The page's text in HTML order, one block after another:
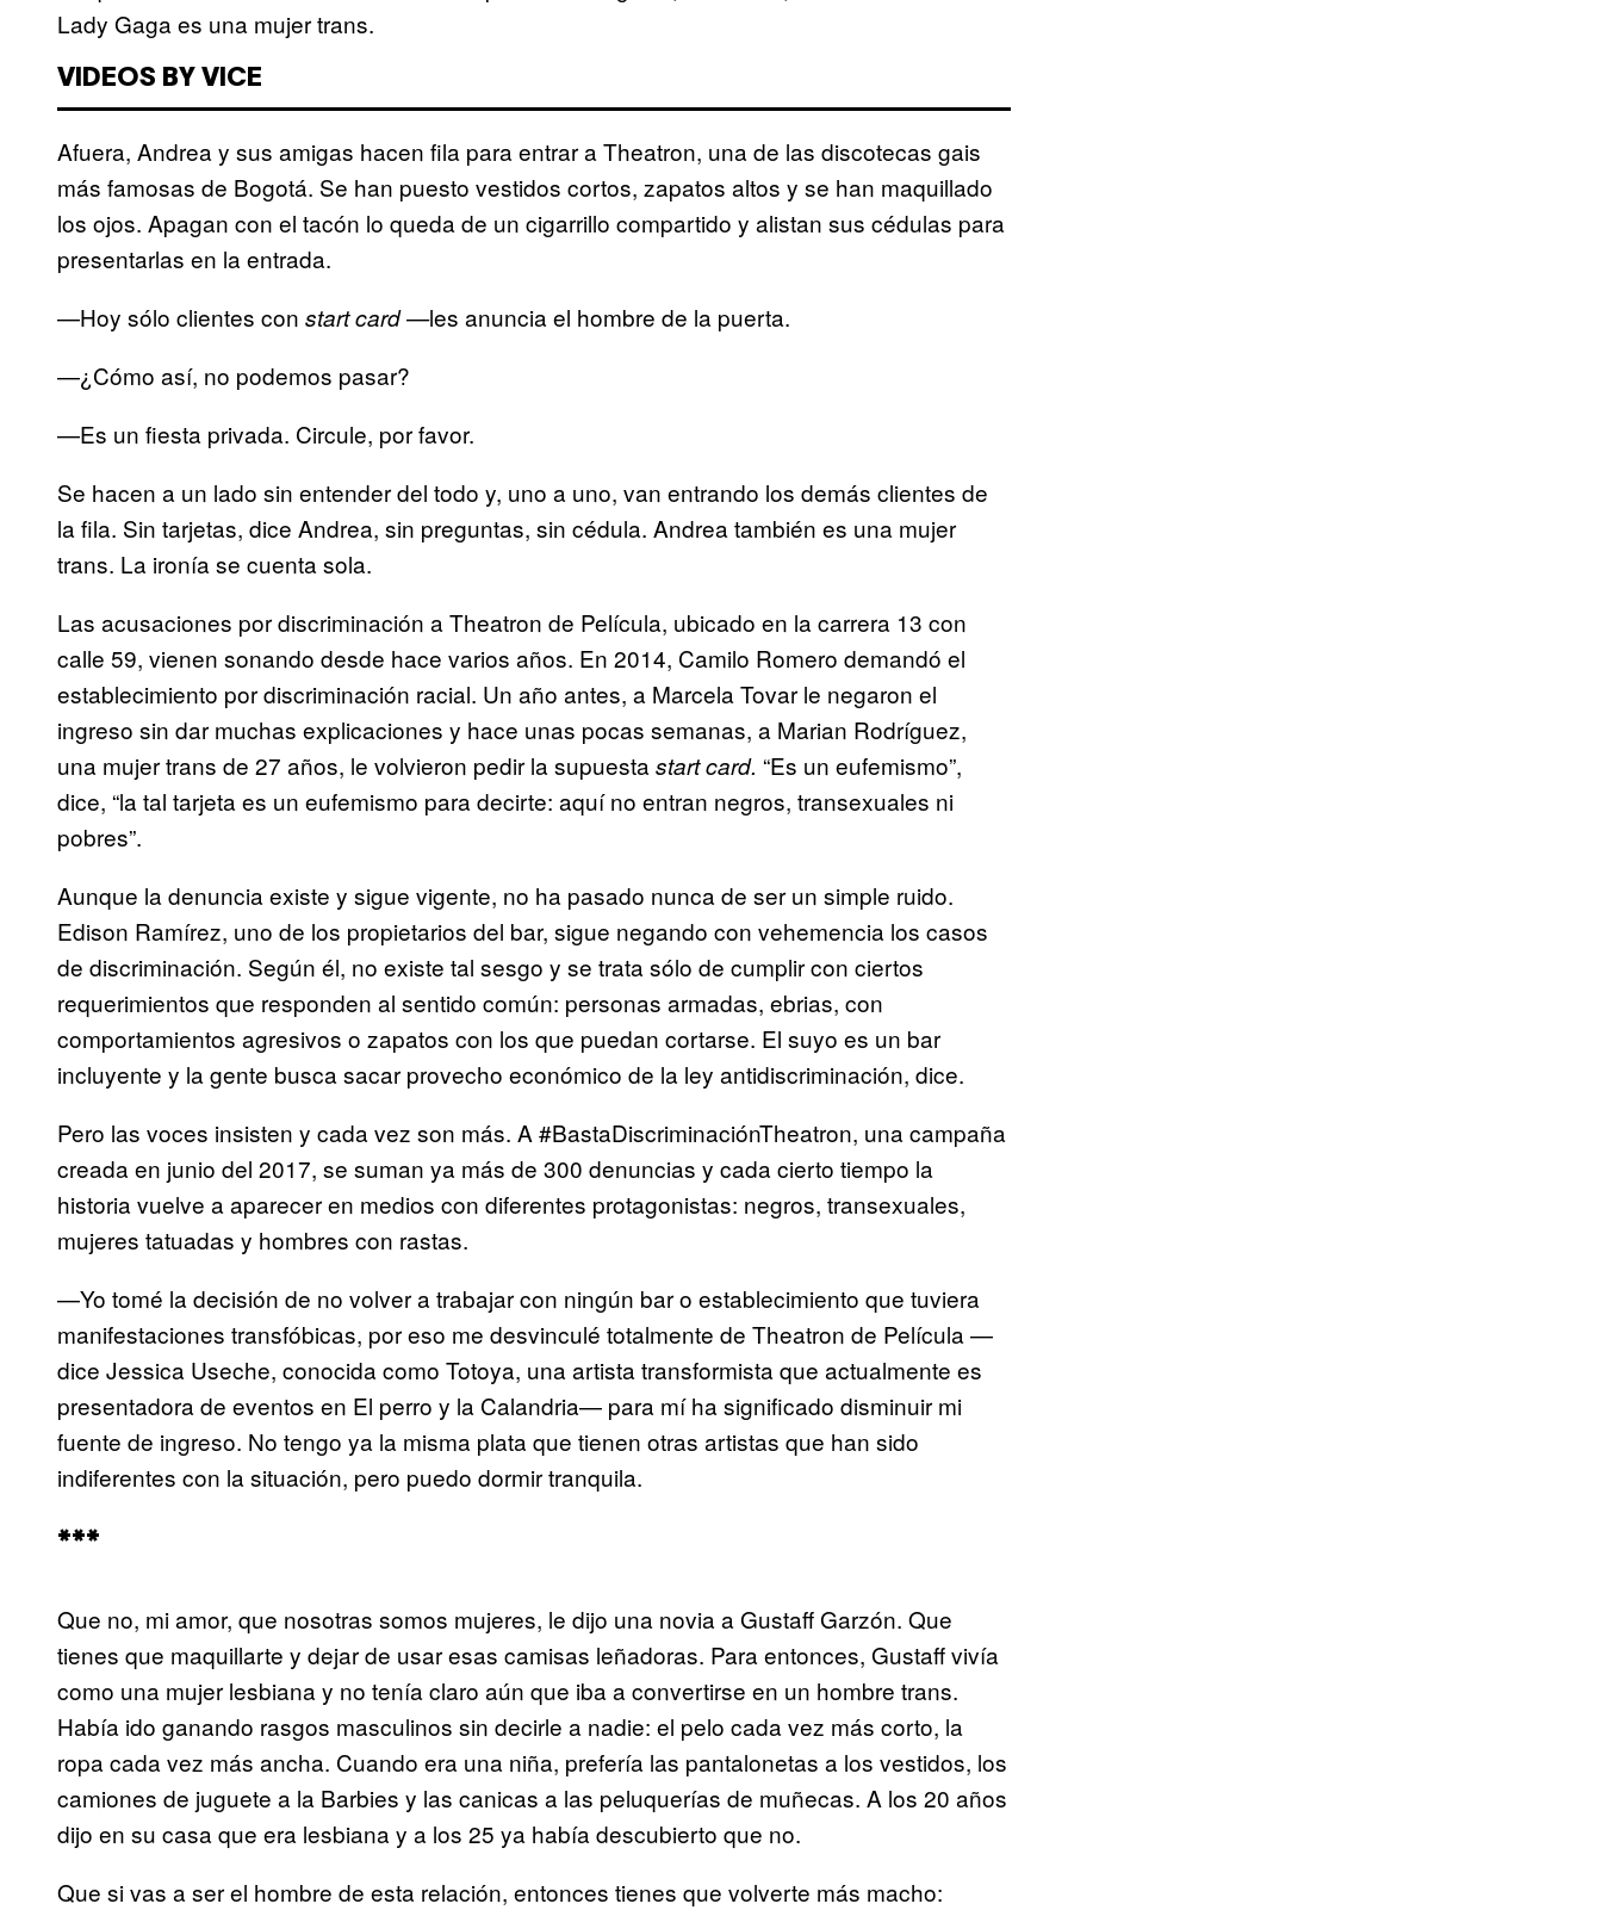
Lady Gaga es una mujer trans.
VIDEOS BY VICE
Afuera, Andrea y sus amigas hacen fila para entrar a Theatron, una de las discotecas gais
más famosas de Bogotá. Se han puesto vestidos cortos, zapatos altos y se han maquillado
los ojos. Apagan con el tacón lo queda de un cigarrillo compartido y alistan sus cédulas para
presentarlas en la entrada.
—Hoy sólo clientes con start card —les anuncia el hombre de la puerta.
—¿Cómo así, no podemos pasar?
—Es un fiesta privada. Circule, por favor.
Se hacen a un lado sin entender del todo y, uno a uno, van entrando los demás clientes de
la fila. Sin tarjetas, dice Andrea, sin preguntas, sin cédula. Andrea también es una mujer
trans. La ironía se cuenta sola.
Las acusaciones por discriminación a Theatron de Película, ubicado en la carrera 13 con
calle 59, vienen sonando desde hace varios años. En 2014, Camilo Romero demandó el
establecimiento por discriminación racial. Un año antes, a Marcela Tovar le negaron el
ingreso sin dar muchas explicaciones y hace unas pocas semanas, a Marian Rodríguez,
una mujer trans de 27 años, le volvieron pedir la supuesta start card. “Es un eufemismo”,
dice, “la tal tarjeta es un eufemismo para decirte: aquí no entran negros, transexuales ni
pobres”.
Aunque la denuncia existe y sigue vigente, no ha pasado nunca de ser un simple ruido.
Edison Ramírez, uno de los propietarios del bar, sigue negando con vehemencia los casos
de discriminación. Según él, no existe tal sesgo y se trata sólo de cumplir con ciertos
requerimientos que responden al sentido común: personas armadas, ebrias, con
comportamientos agresivos o zapatos con los que puedan cortarse. El suyo es un bar
incluyente y la gente busca sacar provecho económico de la ley antidiscriminación, dice.
Pero las voces insisten y cada vez son más. A #BastaDiscriminaciónTheatron, una campaña
creada en junio del 2017, se suman ya más de 300 denuncias y cada cierto tiempo la
historia vuelve a aparecer en medios con diferentes protagonistas: negros, transexuales,
mujeres tatuadas y hombres con rastas.
—Yo tomé la decisión de no volver a trabajar con ningún bar o establecimiento que tuviera
manifestaciones transfóbicas, por eso me desvinculé totalmente de Theatron de Película —
dice Jessica Useche, conocida como Totoya, una artista transformista que actualmente es
presentadora de eventos en El perro y la Calandria— para mí ha significado disminuir mi
fuente de ingreso. No tengo ya la misma plata que tienen otras artistas que han sido
indiferentes con la situación, pero puedo dormir tranquila.
***
Que no, mi amor, que nosotras somos mujeres, le dijo una novia a Gustaff Garzón. Que
tienes que maquillarte y dejar de usar esas camisas leñadoras. Para entonces, Gustaff vivía
como una mujer lesbiana y no tenía claro aún que iba a convertirse en un hombre trans.
Había ido ganando rasgos masculinos sin decirle a nadie: el pelo cada vez más corto, la
ropa cada vez más ancha. Cuando era una niña, prefería las pantalonetas a los vestidos, los
camiones de juguete a la Barbies y las canicas a las peluquerías de muñecas. A los 20 años
dijo en su casa que era lesbiana y a los 25 ya había descubierto que no.
Que si vas a ser el hombre de esta relación, entonces tienes que volverte más macho: